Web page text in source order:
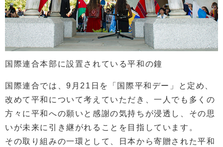
国際連合本部に設置されている平和の鐘
国際連合では、9月21日を「国際平和デー」と定め、
改めて平和について考えていただき、一人でも多くの
方々に平和への願いと感謝の気持ちが浸透し、その思
いが未来に引き継がれることを目指しています。
その取り組みの一環として、日本から寄贈された平和